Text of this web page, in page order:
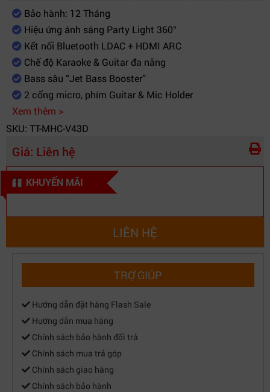
lượng
Tiêu thụ
điện (chờ)
0.5 W (standby)
Bảo hành: 12 Tháng
Hiệu ứng ánh sáng Party Light 360°
Kết nối Bluetooth LDAC + HDMI ARC
Chế độ Karaoke & Guitar đa năng
Bass sâu “Jet Bass Booster”
2 cổng micro, phím Guitar & Mic Holder
Xem thêm >
SKU: TT-MHC-V43D
Giá: Liên hệ
KHUYẾN MÃI
LIÊN HỆ
TRỢ GIÚP
Hướng dẫn đặt hàng Flash Sale
Hướng dẫn mua hàng
Chính sách bảo hành đổi trả
Chính sách mua trả góp
Chính sách giao hàng
Chính sách bảo hành